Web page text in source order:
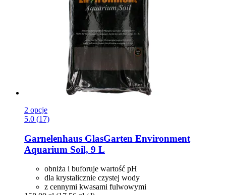
2 opcje
5.0 (17)
Garnelenhaus GlasGarten Environment
Aquarium Soil, 9 L
obniża i buforuje wartość pH
dla krystalicznie czystej wody
z cennymi kwasami fulwowymi